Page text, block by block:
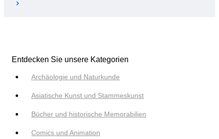
Entdecken Sie unsere Kategorien
Archäologie und Naturkunde
Asiatische Kunst und Stammeskunst
Bücher und historische Memorabilien
Comics und Animation